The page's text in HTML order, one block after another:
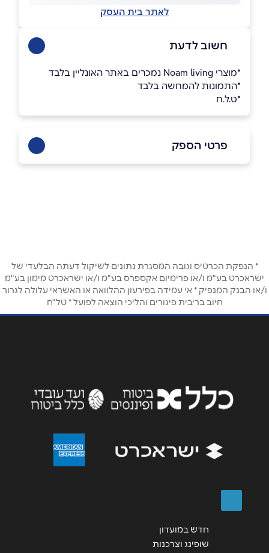
לאתר בית העסק
חשוב לדעת
*מוצרי Noam living נמכרים באתר האונליין בלבד
*התמונות להמחשה בלבד
*ט.ל.ח
פרטי הספק
שם מלא*
טלפון*
אנא חזרו אלי בקשר ל...
* הנפקת הכרטיס וגובה המסגרת נתונים לשיקול דעתה הבלעדי של
ישראכרט בע"מ ו/או פרימיום אקספרס בע"מ ו/או ישראכרט מימון בע"מ
ו/או הבנק המנפיק * אי עמידה בפירעון ההלוואה או האשראי עלולה לגרור
חיוב בריבית פיגורים והליכי הוצאה לפועל * טל"ח
חדש במועדון
שופינג וצרכנות